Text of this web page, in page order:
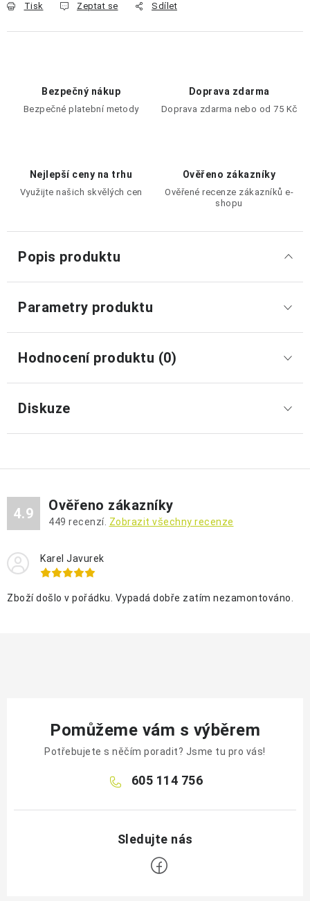
Tisk Zeptat se Sdílet
Bezpečný nákup
Bezpečné platební metody
Doprava zdarma
Doprava zdarma nebo od 75 Kč
Nejlepší ceny na trhu
Využijte našich skvělých cen
Ověřeno zákazníky
Ověřené recenze zákazníků e-
shopu
Popis produktu
Parametry produktu
Hodnocení produktu (0)
Diskuze
4.9 Ověřeno zákazníky
449 recenzí. Zobrazit všechny recenze
Karel Javurek
Zboží došlo v pořádku. Vypadá dobře zatím nezamontováno.
Pomůžeme vám s výběrem
Potřebujete s něčím poradit? Jsme tu pro vás!
605 114 756